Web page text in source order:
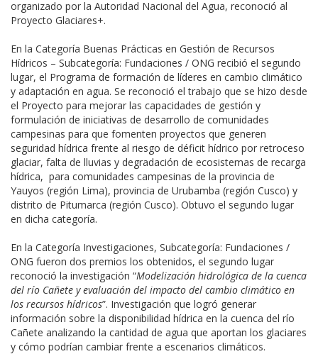
organizado por la Autoridad Nacional del Agua, reconoció al
Proyecto Glaciares+.
En la Categoría Buenas Prácticas en Gestión de Recursos
Hídricos – Subcategoría: Fundaciones / ONG recibió el segundo
lugar, el Programa de formación de líderes en cambio climático
y adaptación en agua. Se reconoció el trabajo que se hizo desde
el Proyecto para mejorar las capacidades de gestión y
formulación de iniciativas de desarrollo de comunidades
campesinas para que fomenten proyectos que generen
seguridad hídrica frente al riesgo de déficit hídrico por retroceso
glaciar, falta de lluvias y degradación de ecosistemas de recarga
hídrica, para comunidades campesinas de la provincia de
Yauyos (región Lima), provincia de Urubamba (región Cusco) y
distrito de Pitumarca (región Cusco). Obtuvo el segundo lugar
en dicha categoría.
En la Categoría Investigaciones, Subcategoría: Fundaciones /
ONG fueron dos premios los obtenidos, el segundo lugar
reconoció la investigación “Modelización hidrológica de la cuenca
del río Cañete y evaluación del impacto del cambio climático en
los recursos hídricos”. Investigación que logró generar
información sobre la disponibilidad hídrica en la cuenca del río
Cañete analizando la cantidad de agua que aportan los glaciares
y cómo podrían cambiar frente a escenarios climáticos.